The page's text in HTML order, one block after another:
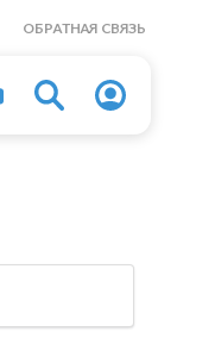
ОБРАТНАЯ СВЯЗЬ